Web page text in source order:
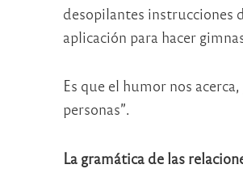
desopilantes instrucciones
aplicación para hacer
Es que el humor nos
personas”.
La gramática de las